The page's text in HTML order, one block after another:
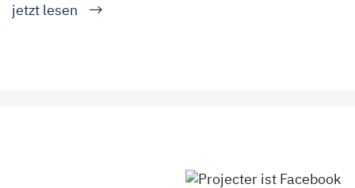
jetzt lesen